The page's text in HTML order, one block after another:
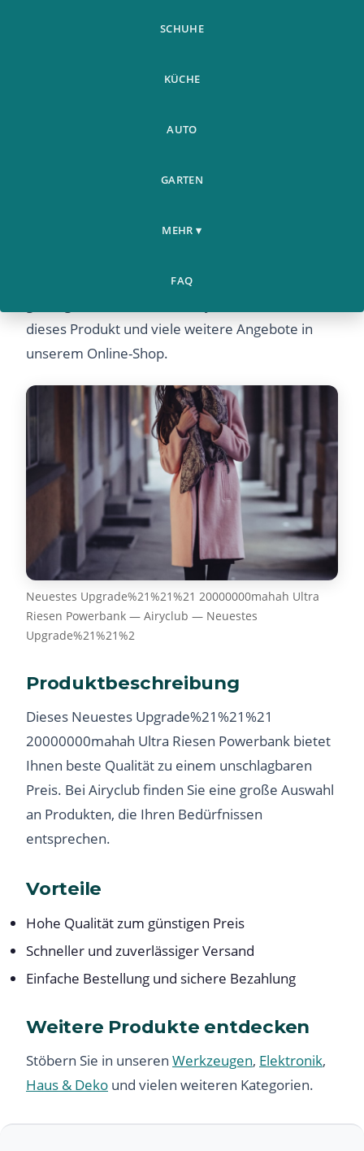
SCHUHE
KÜCHE
AUTO
GARTEN
MEHR ▾
FAQ
20000000mahah Ultra Riesen Powerbank - Jetzt
dieses Produkt und viele weitere Angebote in
unserem Online-Shop.
Neuestes Upgrade%21%21%21 20000000mahah Ultra
Riesen Powerbank — Airyclub — Neuestes
Upgrade%21%21%2
Produktbeschreibung
Dieses Neuestes Upgrade%21%21%21
20000000mahah Ultra Riesen Powerbank bietet
Ihnen beste Qualität zu einem unschlagbaren
Preis. Bei Airyclub finden Sie eine große Auswahl
an Produkten, die Ihren Bedürfnissen
entsprechen.
Vorteile
Hohe Qualität zum günstigen Preis
Schneller und zuverlässiger Versand
Einfache Bestellung und sichere Bezahlung
Weitere Produkte entdecken
Stöbern Sie in unseren Werkzeugen, Elektronik,
Haus & Deko und vielen weiteren Kategorien.